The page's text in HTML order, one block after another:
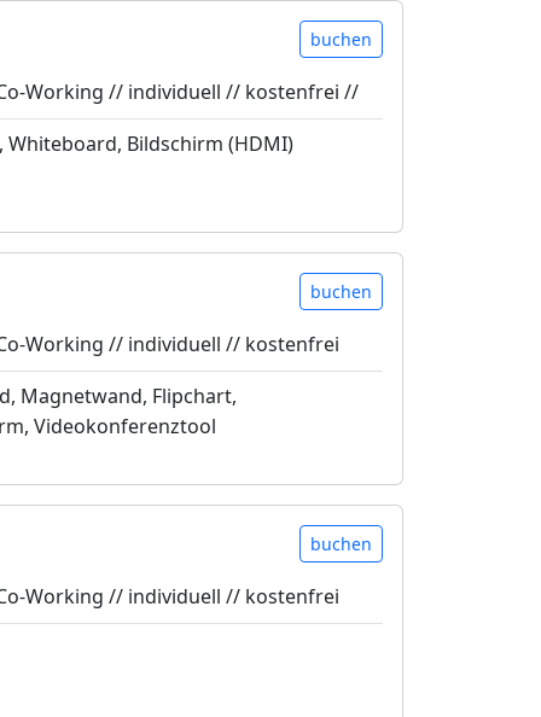
buchen
Working // individuell // kostenfrei //
Whiteboard, Bildschirm (HDMI)
buchen
Working // individuell // kostenfrei
Magnetwand, Flipchart,
Videokonferenztool
buchen
Working // individuell // kostenfrei